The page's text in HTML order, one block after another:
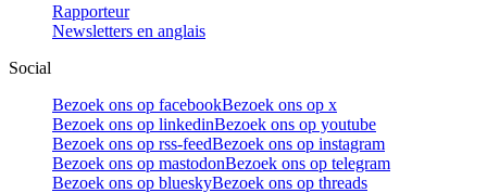
Rapporteur
Newsletters en anglais
Social
Bezoek ons op facebookBezoek ons op x
Bezoek ons op linkedinBezoek ons op youtube
Bezoek ons op rss-feedBezoek ons op instagram
Bezoek ons op mastodonBezoek ons op telegram
Bezoek ons op blueskyBezoek ons op threads